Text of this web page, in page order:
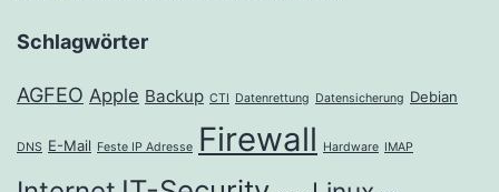
Schlagwörter
AGFEO Apple Backup CTI Datenrettung Datensicherung Debian
DNS E-Mail Feste IP Adresse Firewall Hardware IMAP